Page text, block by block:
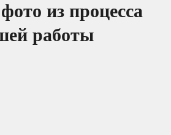
из процесса
работы